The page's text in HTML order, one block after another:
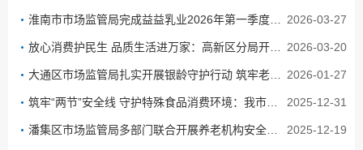
2026-03-27
2026-03-20
2026-01-27
2025-12-31
2025-12-19